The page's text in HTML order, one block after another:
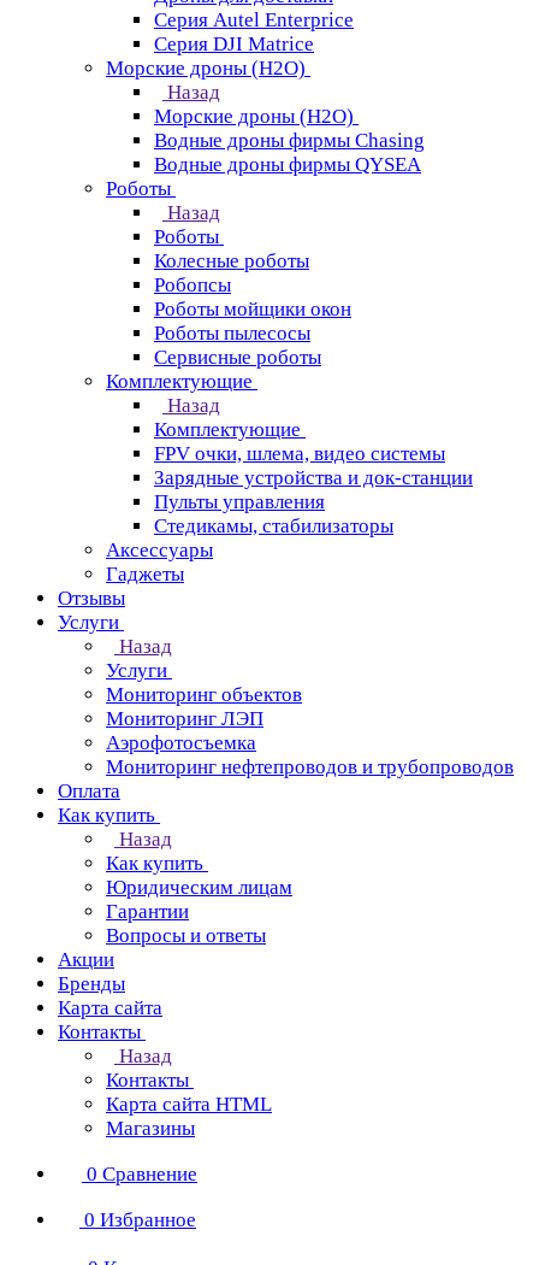
Серия Autel Enterprice
Серия DJI Matrice
Морские дроны (H2O)
Назад
Морские дроны (H2O)
Водные дроны фирмы Chasing
Водные дроны фирмы QYSEA
Роботы
Назад
Роботы
Колесные роботы
Робопсы
Роботы мойщики окон
Роботы пылесосы
Сервисные роботы
Комплектующие
Назад
Комплектующие
FPV очки, шлема, видео системы
Зарядные устройства и док-станции
Пульты управления
Стедикамы, стабилизаторы
Аксессуары
Гаджеты
Отзывы
Услуги
Назад
Услуги
Мониторинг объектов
Мониторинг ЛЭП
Аэрофотосъемка
Мониторинг нефтепроводов и трубопроводов
Оплата
Как купить
Назад
Как купить
Юридическим лицам
Гарантии
Вопросы и ответы
Акции
Бренды
Карта сайта
Контакты
Назад
Контакты
Карта сайта HTML
Магазины
0 Сравнение
0 Избранное